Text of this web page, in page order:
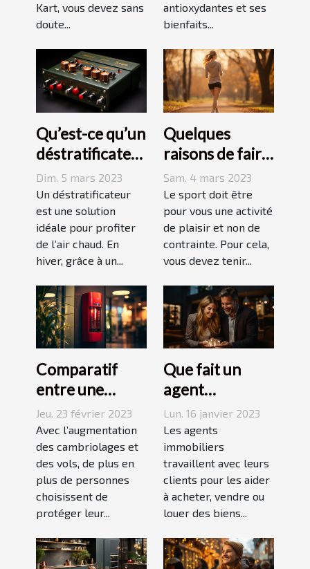
Kart, vous devez sans
doute...
antioxydantes et ses
bienfaits...
Qu’est-ce qu’un
déstratificateur
?
Dim. 5 mars 2023
Un déstratificateur
est une solution
idéale pour profiter
de l’air chaud. En
hiver, grâce à un...
Quelques
raisons de faire
du sport
Sam. 4 mars 2023
Le sport doit être
pour vous une activité
de plaisir et non de
contrainte. Pour cela,
vous devez tenir...
Comparatif
entre une
agence sécurité
et un système
d’alarme
Jeu. 23 février 2023
Avec l’augmentation
des cambriolages et
des vols, de plus en
plus de personnes
choisissent de
protéger leur...
Que fait un
agent
immobilier ?
Lun. 16 janvier 2023
Les agents
immobiliers
travaillent avec leurs
clients pour les aider
à acheter, vendre ou
louer des biens...